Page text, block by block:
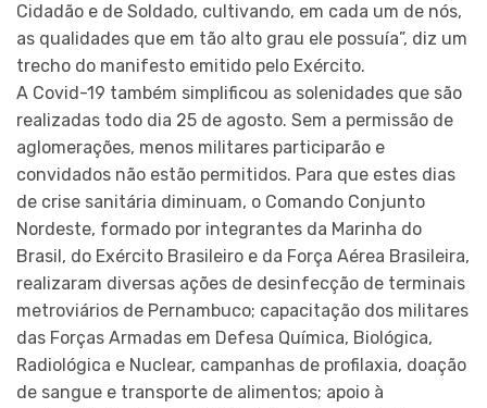
Cidadão e de Soldado, cultivando, em cada um de nós,
as qualidades que em tão alto grau ele possuía”, diz um
trecho do manifesto emitido pelo Exército.
A Covid-19 também simplificou as solenidades que são
realizadas todo dia 25 de agosto. Sem a permissão de
aglomerações, menos militares participarão e
convidados não estão permitidos. Para que estes dias
de crise sanitária diminuam, o Comando Conjunto
Nordeste, formado por integrantes da Marinha do
Brasil, do Exército Brasileiro e da Força Aérea Brasileira,
realizaram diversas ações de desinfecção de terminais
metroviários de Pernambuco; capacitação dos militares
das Forças Armadas em Defesa Química, Biológica,
Radiológica e Nuclear, campanhas de profilaxia, doação
de sangue e transporte de alimentos; apoio à